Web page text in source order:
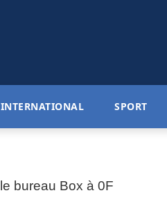
INTERNATIONAL SPORT